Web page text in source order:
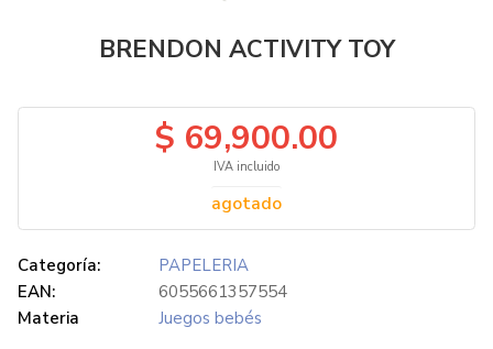
BRENDON ACTIVITY TOY
$ 69,900.00
IVA incluido
agotado
Categoría:
PAPELERIA
EAN:
6055661357554
Materia
Juegos bebés